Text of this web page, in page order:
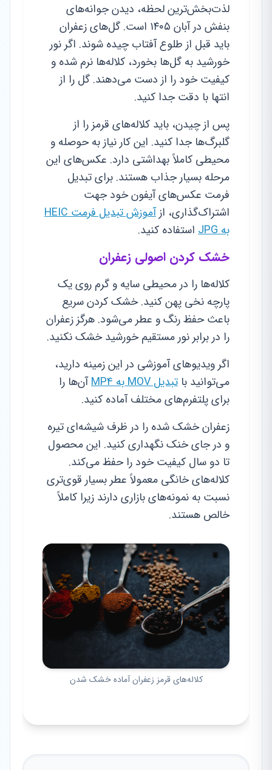
لذت‌بخش‌ترین لحظه، دیدن جوانه‌های
بنفش در آبان ۱۴۰۵ است. گل‌های زعفران
باید قبل از طلوع آفتاب چیده شوند. اگر نور
خورشید به گل‌ها بخورد، کلاله‌ها نرم شده و
کیفیت خود را از دست می‌دهند. گل را از
انتها با دقت جدا کنید.
پس از چیدن، باید کلاله‌های قرمز را از
گلبرگ‌ها جدا کنید. این کار نیاز به حوصله و
محیطی کاملاً بهداشتی دارد. عکس‌های این
مرحله بسیار جذاب هستند. برای تبدیل
فرمت عکس‌های آیفون خود جهت
اشتراک‌گذاری، از
آموزش تبدیل فرمت HEIC
به JPG
استفاده کنید.
خشک کردن اصولی زعفران
کلاله‌ها را در محیطی سایه و گرم روی یک
پارچه نخی پهن کنید. خشک کردن سریع
باعث حفظ رنگ و عطر می‌شود. هرگز زعفران
را در برابر نور مستقیم خورشید خشک نکنید.
اگر ویدیوهای آموزشی در این زمینه دارید،
می‌توانید با تبدیل MOV به MP4
آن‌ها را
برای پلتفرم‌های مختلف آماده کنید.
زعفران خشک شده را در ظرف شیشه‌ای تیره
و در جای خنک نگهداری کنید. این محصول
تا دو سال کیفیت خود را حفظ می‌کند.
کلاله‌های خانگی معمولاً عطر بسیار قوی‌تری
نسبت به نمونه‌های بازاری دارند زیرا کاملاً
خالص هستند.
کلاله‌های قرمز زعفران آماده خشک شدن